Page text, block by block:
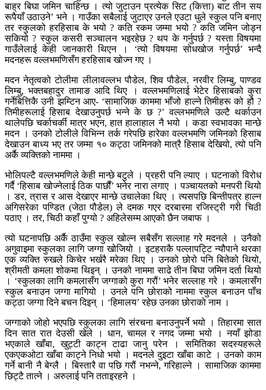
बाह्र बिघा जमिन चाहिन्छ । त्यो जुटाउन प्रत्येक सिट (कित्ता) बाट तीन सय
रूपैयाँ उठाउने’ भने । गाउँका सबैलाई जुटाएर उनले एउटा धुले स्कुल पनि बनाए
तर स्कुलको हरहिसाब के भयो ? कति रकम जम्मा भयो ? कति जमिन जोड्न
सकियो ? स्कुल कसरी सञ्चालन भइरहेछ ? थप के गर्नुपर्छ ? यस्ता विषयमा
गाउँलेलाई केही जानकारी थिएन । ‘त्यो विषयमा सोधखोज गर्नुपर्छ’ भन्दै
मदनहरू वल्लभमणिसँग हरहिसाब खोज्न गए ।
मदन नेतृत्वको टोलीमा लीलावल्लभ पौडेल, शिव पौडेल, नरवीर लिम्बु, पाण्डव
लिम्बु, भक्तबहादुर तामाङ आदि थिए । वल्लभमणिलाई भेटेर हिसाबको कुरा
गर्नेबित्तिकै उनी झम्टिन आए- ‘सामाजिक काममा भाँजो हाल्ने तिमीहरू को हौ ?
तिमीहरूलाई हिसाब देखाउनुपर्छ भन्ने के छ ?’ वल्लभमणिले उल्टै थर्काउन
थालेपछि चर्काचर्की मात्र भएन, हात हालाहाल नै भयो । कडा स्वभावका मान्छे
मदन । उनको टोलीले विभिन्न तर्क गरेपछि हारेका वल्लभमणि जमिनको हिसाब
देखाउन बाध्य भए तर जम्मा १० कट्ठा जमिनको मात्रै हिसाब देखियो, त्यो पनि
अर्कै व्यक्तिको नाममा ।
भोलिपल्टै वल्लभमणिले केही मान्छे बटुले । प्रहरी पनि ल्याए । घटनाको विरोध
गर्दै ‘हिसाब खोज्नेलाई ठिक पार्छौं’ भनेर नारा लगाए । पञ्चायतको मनपरी थियो
। डर, त्रास र आस देखाएर मान्छे उचालेका थिए । त्यसपछि बिन्तीपत्र हाल्न
अगिसरेका पण्डित (जेठा पौडेल) ले दमक गएर दरबारमा रजिस्ट्री गरी चिठी
पठाए । तर, चिठी कहाँ पुग्यो ? अहिलेसम्म आएको छैन जबाफ ।
त्यो घटनापछि अर्कै ठाउँमा स्कुल खोल्न सबैसँग सल्लाह गरे मदनले । उनैको
अगुवाइमा स्कुलका लागि जग्गा खोजियो । इटहराकै पल्लापट्टि न्यौपाने थरका
एक व्यक्ति रुखले किचेर भर्खरै मरेका थिए । उनको छोरो पनि बितेको थियो,
श्रीमती कमला शोकमा थिइन् । उनको नाममा साढे तीन बिघा जमिन दर्ता थियो
। ‘स्कुलका लागि कमलासँग जग्गाको कुरा गरौं’ भनेर सल्लाह गरे । कमलासँग
स्कुल बनाउन जग्गा मागियो । उनले पनि छोराको नाममा स्कुल बनाउन पाँच
कट्ठा जग्गा दिने बचन दिइन् । ‘हिमालय’ रहेछ उनका छोराको नाम ।
जग्गाको जोहो भएपछि स्कुलका लागि संरचना बनाउनुपर्ने भयो । तिहारमा सात
दिन सात रात देउसी खेले । धान, चामल र नगद जम्मा भयो । नयाँ झोडा
भएकाले खाँबा, खुट्टी काट्न टाढा जानु परेन । समितिका सदस्यहरूले
एकएकओटा खाँबा काट्ने निधो भयो । मदनले दुइटा खाँबा काटे । उनको काम
गर्ने बानी नै बेग्लै । बिस्तारै वा पछि गरौं नभन्ने, गरिहाल्ने । सामाजिक काममा
छिट्टै तात्ने । अरुलाई पनि तताइरहने ।